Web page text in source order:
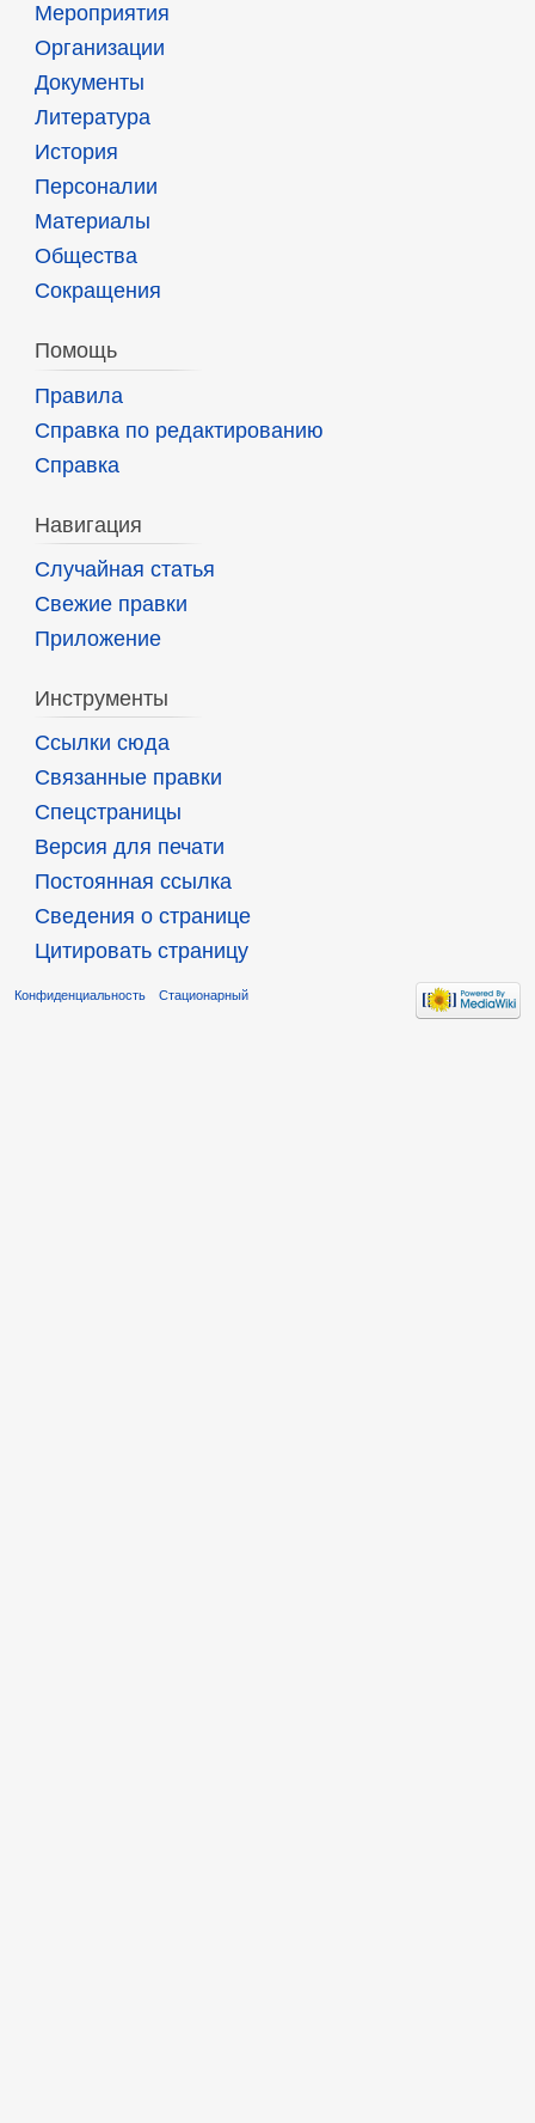
Мероприятия
Организации
Документы
Литература
История
Персоналии
Материалы
Общества
Сокращения
Помощь
Правила
Справка по редактированию
Справка
Навигация
Случайная статья
Свежие правки
Приложение
Инструменты
Ссылки сюда
Связанные правки
Спецстраницы
Версия для печати
Постоянная ссылка
Сведения о странице
Цитировать страницу
Конфиденциальность Стационарный